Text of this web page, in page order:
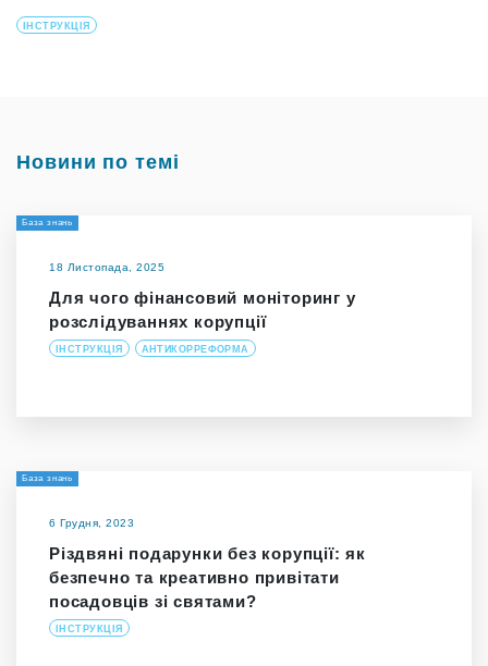
ІНСТРУКЦІЯ
Новини по темі
База знань
18 Листопада, 2025
Для чого фінансовий моніторинг у
розслідуваннях корупції
ІНСТРУКЦІЯ АНТИКОРРЕФОРМА
База знань
6 Грудня, 2023
Різдвяні подарунки без корупції: як
безпечно та креативно привітати
посадовців зі святами?
ІНСТРУКЦІЯ